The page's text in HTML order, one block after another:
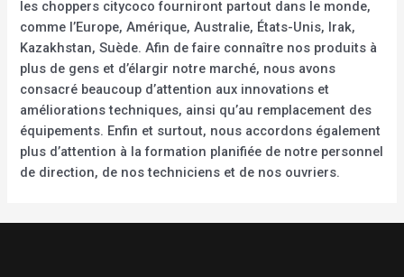
les choppers citycoco fourniront partout dans le monde,
comme l’Europe, Amérique, Australie, États-Unis, Irak,
Kazakhstan, Suède. Afin de faire connaître nos produits à
plus de gens et d’élargir notre marché, nous avons
consacré beaucoup d’attention aux innovations et
améliorations techniques, ainsi qu’au remplacement des
équipements. Enfin et surtout, nous accordons également
plus d’attention à la formation planifiée de notre personnel
de direction, de nos techniciens et de nos ouvriers.